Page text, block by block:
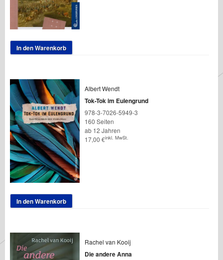
In den Warenkorb
Albert Wendt
Tok-Tok im Eulengrund
978-3-7026-5949-3
160 Seiten
ab 12 Jahren
17,00 €inkl. MwSt.
In den Warenkorb
Rachel van Kooij
Die andere Anna